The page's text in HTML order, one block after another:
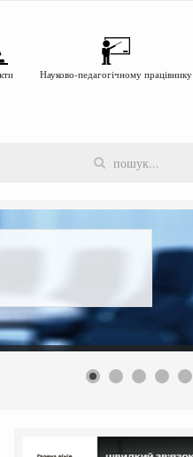
Науково-педагогічному працівнику